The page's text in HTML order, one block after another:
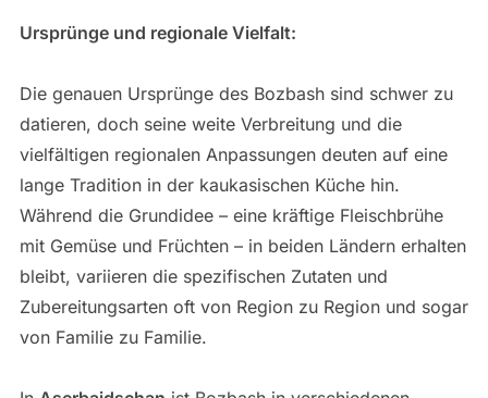
Ursprünge und regionale Vielfalt:
Die genauen Ursprünge des Bozbash sind schwer zu
datieren, doch seine weite Verbreitung und die
vielfältigen regionalen Anpassungen deuten auf eine
lange Tradition in der kaukasischen Küche hin.
Während die Grundidee – eine kräftige Fleischbrühe
mit Gemüse und Früchten – in beiden Ländern erhalten
bleibt, variieren die spezifischen Zutaten und
Zubereitungsarten oft von Region zu Region und sogar
von Familie zu Familie.